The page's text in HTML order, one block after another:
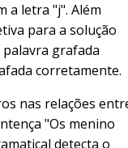
a letra "j". Além
para a solução
grafada
corretamente.
nas relações
"Os menino
detecta o